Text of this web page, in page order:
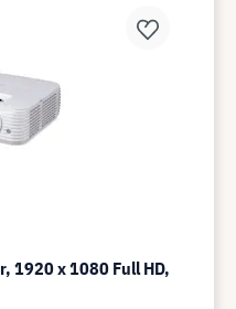
1920 x 1080 Full HD,